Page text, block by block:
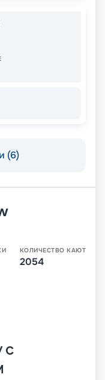
(6)
КОЛИЧЕСТВО КАЮТ
2054
с